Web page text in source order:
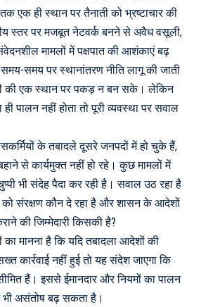
एक ही स्थान पर तैनाती को भ्रष्टाचार की
स्तर पर मजबूत नेटवर्क बनने से अवैध वसूली,
मामलों में पक्षपात की आशंकाएं बढ़
समय पर स्थानांतरण नीति लागू की जाती
की एक स्थान पर पकड़ न बन सके। लेकिन
पालन नहीं होता तो पूरी व्यवस्था पर सवाल
के तबादले दूसरे जनपदों में हो चुके हैं,
से कार्यमुक्त नहीं हो रहे। कुछ मामलों में
भी संदेह पैदा कर रही है। सवाल उठ रहा है
को संरक्षण कौन दे रहा है और शासन के आदेशों
की जिम्मेदारी किसकी है?
मानना है कि यदि तबादला आदेशों की
कार्रवाई नहीं हुई तो यह संदेश जाएगा कि
हैं। इससे ईमानदार और नियमों का पालन
भी असंतोष बढ़ सकता है।